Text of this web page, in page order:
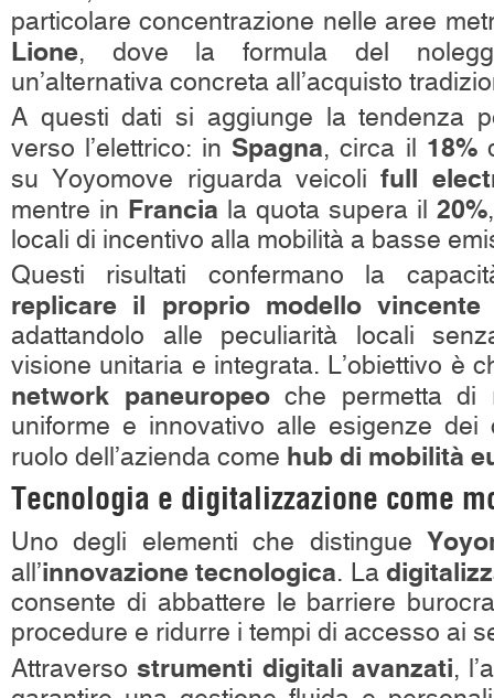
particolare concentrazione nelle aree
Lione, dove la formula del
un’alternativa concreta all’acquisto
A questi dati si aggiunge la tendenza
verso l’elettrico: in Spagna, circa il 18%
su Yoyomove riguarda veicolifull
mentre in Francia la quota supera il 20%
locali di incentivo alla mobilità a basse
Questi risultati confermano la
replicare il proprio modello
adattandolo alle peculiarità locali
visione unitaria e integrata. L’obiettivo è
network paneuropeoche permetta di
uniforme e innovativo alle esigenze dei
ruolo dell’azienda come hub di mobilità
Tecnologia e digitalizzazione come
Uno degli elementi che distingue
all’innovazione tecnologica. La
consente di abbattere le barriere
procedure e ridurre i tempi di accesso ai
Attraversostrumenti digitali avanzati,